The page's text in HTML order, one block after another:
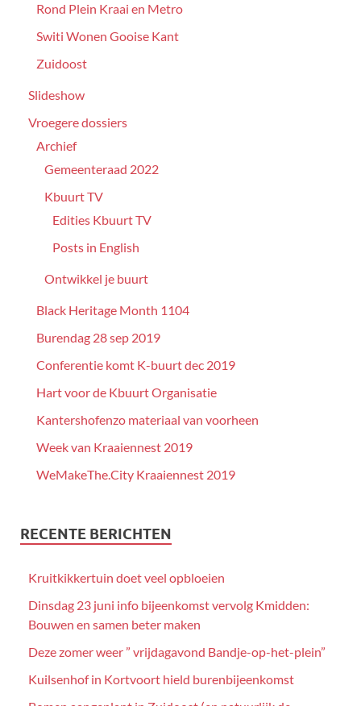
Rond Plein Kraai en Metro
Switi Wonen Gooise Kant
Zuidoost
Slideshow
Vroegere dossiers
Archief
Gemeenteraad 2022
Kbuurt TV
Edities Kbuurt TV
Posts in English
Ontwikkel je buurt
Black Heritage Month 1104
Burendag 28 sep 2019
Conferentie komt K-buurt dec 2019
Hart voor de Kbuurt Organisatie
Kantershofenzo materiaal van voorheen
Week van Kraaiennest 2019
WeMakeThe.City Kraaiennest 2019
RECENTE BERICHTEN
Kruitkikkertuin doet veel opbloeien
Dinsdag 23 juni info bijeenkomst vervolg Kmidden:
Bouwen en samen beter maken
Deze zomer weer ” vrijdagavond Bandje-op-het-plein”
Kuilsenhof in Kortvoort hield burenbijeenkomst